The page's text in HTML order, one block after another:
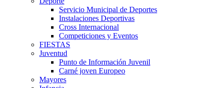
Servicio Municipal de Deportes
Instalaciones Deportivas
Cross Internacional
Competiciones y Eventos
FIESTAS
Juventud
Punto de Información Juvenil
Carné joven Europeo
Mayores